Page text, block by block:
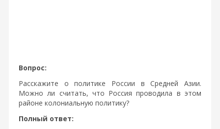
Вопрос:
Расскажите о политике России в Средней Азии.
Можно ли считать, что Россия проводила в этом
районе колониальную политику?
Полный ответ: